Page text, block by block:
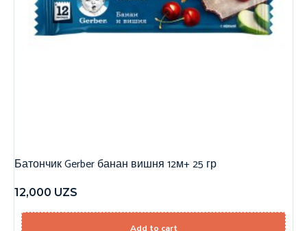
Батончик Gerber банан вишня 12м+ 25 гр
12,000 UZS
Add to cart